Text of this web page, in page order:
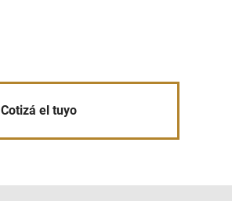
Cotizá el tuyo